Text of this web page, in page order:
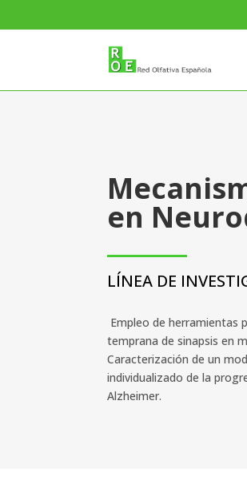
en
LÍNEA DE
Empleo de herramientas
temprana de sinapsis en
Caracterización de un
individualizado de la
Alzheimer.